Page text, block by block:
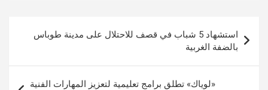
المقالات
استشهاد 5 شباب في قصف للاحتلال على مدينة طوباس
بالضفة الغربية
«لوياك» تطلق برامج تعليمية لتعزيز المهارات الفنية